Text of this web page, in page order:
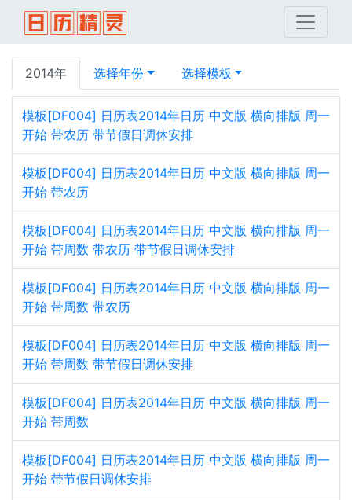
2014年 选择年份 选择模板
模板[DF004] 日历表2014年日历 中文版 横向排版 周一
开始 带农历 带节假日调休安排
模板[DF004] 日历表2014年日历 中文版 横向排版 周一
开始 带农历
模板[DF004] 日历表2014年日历 中文版 横向排版 周一
开始 带周数 带农历 带节假日调休安排
模板[DF004] 日历表2014年日历 中文版 横向排版 周一
开始 带周数 带农历
模板[DF004] 日历表2014年日历 中文版 横向排版 周一
开始 带周数 带节假日调休安排
模板[DF004] 日历表2014年日历 中文版 横向排版 周一
开始 带周数
模板[DF004] 日历表2014年日历 中文版 横向排版 周一
开始 带节假日调休安排